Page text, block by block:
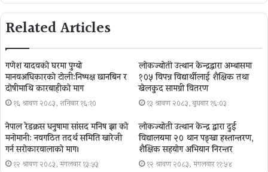
Related Articles
गणेश यादवको घरमा पुग्याे
मानवअधिकारकाे टोली:निष्पक्ष छानबिन र
दोषीमाथि कारबाहीको माग
१६ श्रावण २०८३, शनिबार १६:१०
लोकज्योती उत्थान केन्द्रद्वारा अम्बासमा
१०५ विपन्न विद्यार्थीलाई शैक्षिक तथा
खेलकुद सामग्री वितरण
१३ श्रावण २०८३, बुधबार १६:०३
नेपाल रेडक्रस धनुषामा सांसद मनिष झा को
मनोमानी: नवगठित तदर्थ समिति खारेजी
गर्न सरोकारवालाको माग।
१२ श्रावण २०८३, मंगलवार १३:५३
लोकज्योती उत्थान केन्द्र द्वारा दुई
विद्यालयमा २० थान पङ्खा हस्तान्तरण,
शैक्षिक सहयोग अभियान निरन्तर
१२ श्रावण २०८३, मंगलवार ११:५४